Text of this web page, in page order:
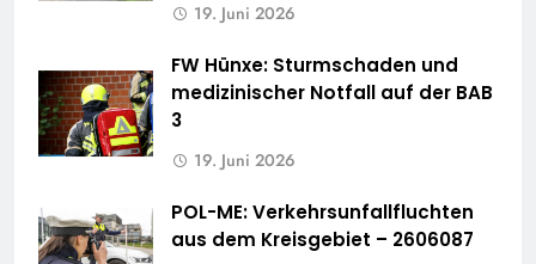
19. Juni 2026
FW Hünxe: Sturmschaden und
medizinischer Notfall auf der BAB
3
19. Juni 2026
POL-ME: Verkehrsunfallfluchten
aus dem Kreisgebiet – 2606087